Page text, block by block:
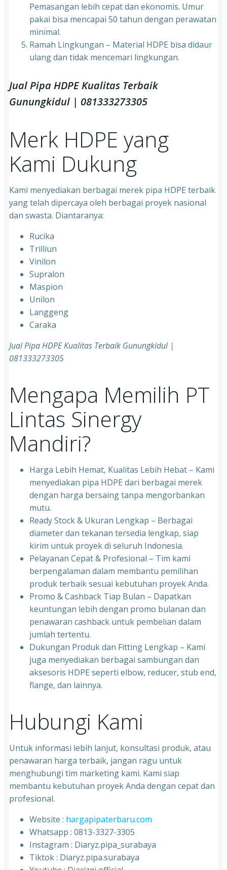
Pemasangan lebih cepat dan ekonomis. Umur
pakai bisa mencapai 50 tahun dengan perawatan
minimal.
Ramah Lingkungan – Material HDPE bisa didaur
ulang dan tidak mencemari lingkungan.
Jual Pipa HDPE Kualitas Terbaik
Gunungkidul | 081333273305
Merk HDPE yang
Kami Dukung
Kami menyediakan berbagai merek pipa HDPE terbaik
yang telah dipercaya oleh berbagai proyek nasional
dan swasta. Diantaranya:
Rucika
Trilliun
Vinilon
Supralon
Maspion
Unilon
Langgeng
Caraka
Jual Pipa HDPE Kualitas Terbaik Gunungkidul |
081333273305
Mengapa Memilih PT
Lintas Sinergy
Mandiri?
Harga Lebih Hemat, Kualitas Lebih Hebat – Kami
menyediakan pipa HDPE dari berbagai merek
dengan harga bersaing tanpa mengorbankan
mutu.
Ready Stock & Ukuran Lengkap – Berbagai
diameter dan tekanan tersedia lengkap, siap
kirim untuk proyek di seluruh Indonesia.
Pelayanan Cepat & Profesional – Tim kami
berpengalaman dalam membantu pemilihan
produk terbaik sesuai kebutuhan proyek Anda.
Promo & Cashback Tiap Bulan – Dapatkan
keuntungan lebih dengan promo bulanan dan
penawaran cashback untuk pembelian dalam
jumlah tertentu.
Dukungan Produk dan Fitting Lengkap – Kami
juga menyediakan berbagai sambungan dan
aksesoris HDPE seperti elbow, reducer, stub end,
flange, dan lainnya.
Hubungi Kami
Untuk informasi lebih lanjut, konsultasi produk, atau
penawaran harga terbaik, jangan ragu untuk
menghubungi tim marketing kami. Kami siap
membantu kebutuhan proyek Anda dengan cepat dan
profesional.
Website : hargapipaterbaru.com
Whatsapp : 0813-3327-3305
⁠Instagram : Diaryz.pipa_surabaya
⁠Tiktok : Diaryz.pipa.surabaya